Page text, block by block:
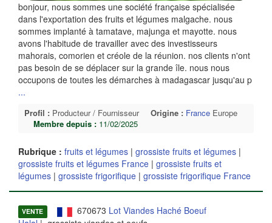
bonjour, nous sommes une société française spécialisée
dans l'exportation des fruits et légumes malgache. nous
sommes implanté à tamatave, majunga et mayotte. nous
avons l'habitude de travailler avec des investisseurs
mahorais, comorien et créole de la réunion. nos clients n'ont
pas besoin de se déplacer sur la grande île. nous nous
occupons de toutes les démarches à madagascar jusqu'au p
...
Profil : Producteur / Fournisseur Origine : France Europe
Membre depuis : 11/02/2025
Rubrique : fruits et légumes | grossiste fruits et légumes |
grossiste fruits et légumes France | grossiste fruits et
légumes | grossiste frigorifique | grossiste frigorifique France
VENTE 670673 Lot Viandes Haché Boeuf